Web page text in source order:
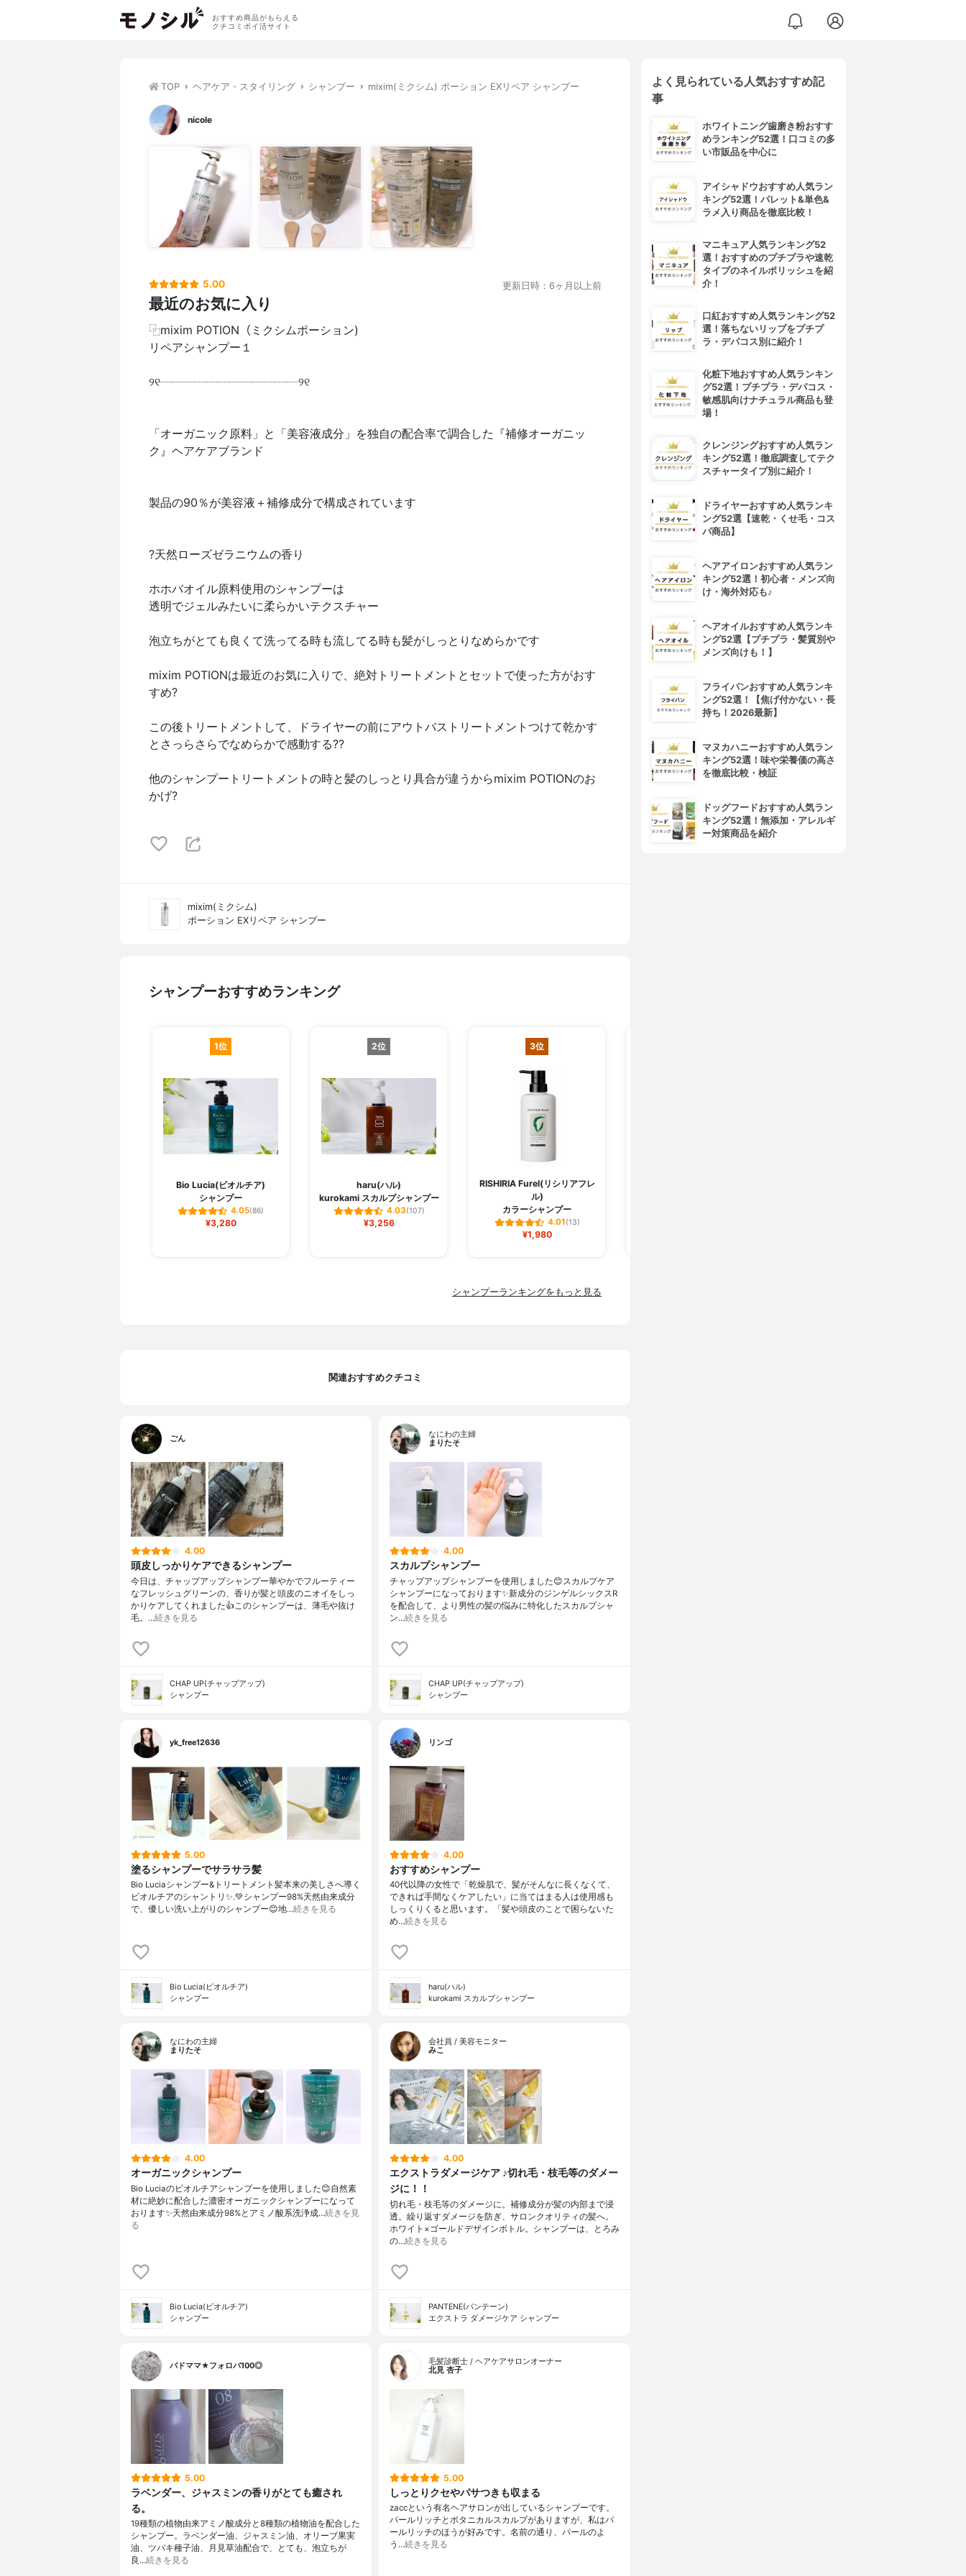
おすすめ商品がもらえる
クチコミポイ活サイト
TOP ヘアケア・スタイリング シャンプー mixim(ミクシム) ポーション EXリペア シャンプー
nicole
5.00 更新日時：6ヶ月以上前
最近のお気に入り
⿻mixim POTION（ミクシムポーション)
リペアシャンプー１
୨୧┈┈┈┈┈┈┈┈┈┈┈┈୨୧
「オーガニック原料」と「美容液成分」を独自の配合率で調合した『補修オーガニッ
ク』ヘアケアブランド
製品の90％が美容液＋補修成分で構成されています
?天然ローズゼラニウムの香り
ホホバオイル原料使用のシャンプーは
透明でジェルみたいに柔らかいテクスチャー
泡立ちがとても良くて洗ってる時も流してる時も髪がしっとりなめらか です
mixim POTIONは最近のお気に入りで、絶対トリートメントとセットで使った方がおす
すめ?
この後トリートメントして、ドライヤーの前にアウトバストリートメントつけて乾かす
とさっらさらでなめらかで感動する??
他のシャンプートリートメントの時と髪のしっとり具合が違うからmixim POTIONのお
かげ?
mixim(ミクシム)
ポーション EXリペア シャンプー
シャンプーおすすめランキング
1位
Bio Lucia(ビオルチア)
シャンプー
4.05(86)
¥3,280
2位
haru(ハル)
kurokami スカルプシャンプー
4.03(107)
¥3,256
3位
RISHIRIA Furel(リシリアフレ
ル)
カラーシャンプー
4.01(13)
¥1,980
シャンプーランキングをもっと見る
関連おすすめクチコミ
ごん
4.00
頭皮しっかりケアできるシャンプー
今日は、チャップアップシャンプー華やかでフルーティー
なフレッシュグリーンの、香りが髪と頭皮のニオイをしっ
かりケアしてくれました👍このシャンプーは、薄毛や抜け
毛。…続きを見る
CHAP UP(チャップアップ)
シャンプー
なにわの主婦
まりたそ
4.00
スカルプシャンプー
チャップアップシャンプーを使用しました😊スカルプケア
シャンプーになっております✨新成分のジンゲルシックスR
を配合して、より男性の髪の悩みに特化したスカルプシャ
ン…続きを見る
CHAP UP(チャップアップ)
シャンプー
yk_free12636
5.00
塗るシャンプーでサラサラ髪
Bio Luciaシャンプー&トリートメント⁡髪本来の美しさへ導く
ビオルチアのシャントリ✨⁡.💚シャンプー98%天然由来成分
で、優しい洗い上がりのシャンプー😊地…続きを見る
Bio Lucia(ビオルチア)
シャンプー
リンゴ
4.00
おすすめシャンプー
40代以降の女性で「乾燥肌で、髪がそんなに長くなくて、
できれば手間なくケアしたい」に当てはまる人は使用感も
しっくりくると思います。「髪や頭皮のことで困らないた
め…続きを見る
haru(ハル)
kurokami スカルプシャンプー
なにわの主婦
まりたそ
4.00
オーガニックシャンプー
Bio Luciaのビオルチアシャンプーを使用しました😊自然素
材に絶妙に配合した濃密オーガニックシャンプーになって
おります✨天然由来成分98%とアミノ酸系洗浄成…続きを見
る
Bio Lucia(ビオルチア)
シャンプー
会社員 / 美容モニター
みこ
4.00
エクストラダメージケア ♪切れ毛・枝毛等のダメー
ジに！！
切れ毛・枝毛等のダメージに。補修成分が髪の内部まで浸
透。繰り返すダメージを防ぎ、サロンクオリティの髪へ。
ホワイト×ゴールドデザインボトル。シャンプーは、とろみ
の…続きを見る
PANTENE(パンテーン)
エクストラ ダメージケア シャンプー
バドママ★フォロバ100◎
5.00
ラベンダー、ジャスミンの香りがとても癒され
る。
19種類の植物由来アミノ酸成分と8種類の植物油を配合した
シャンプー。ラベンダー油、ジャスミン油、オリーブ果実
油、ツバキ種子油、月見草油配合で、とても、泡立ちが
良…続きを見る
毛髪診断士 / ヘアケアサロンオーナー
北見 杏子
5.00
しっとりクセやパサつきも収まる
zaccという有名ヘアサロンが出しているシャンプーです。
パールリッチとボタニカルスカルプがありますが、私はパ
ールリッチのほうが好みです。名前の通り、パールのよ
う…続きを見る
よく見られている人気おすすめ記
事
ホワイトニング歯磨き粉おすす
めランキング52選！口コミの多
い市販品を中心に
アイシャドウおすすめ人気ラン
キング52選！パレット&単色&
ラメ入り商品を徹底比較！
マニキュア人気ランキング52
選！おすすめのプチプラや速乾
タイプのネイルポリッシュを紹
介！
口紅おすすめ人気ランキング52
選！落ちないリップをプチプ
ラ・デパコス別に紹介！
化粧下地おすすめ人気ランキン
グ52選！プチプラ・デパコス・
敏感肌向けナチュラル商品も登
場！
クレンジングおすすめ人気ラン
キング52選！徹底調査してテク
スチャータイプ別に紹介！
ドライヤーおすすめ人気ランキ
ング52選【速乾・くせ毛・コス
パ商品】
ヘアアイロンおすすめ人気ラン
キング52選！初心者・メンズ向
け・海外対応も♪
ヘアオイルおすすめ人気ランキ
ング52選【プチプラ・髪質別や
メンズ向けも！】
フライパンおすすめ人気ランキ
ング52選！【焦げ付かない・長
持ち！2026最新】
マヌカハニーおすすめ人気ラン
キング52選！味や栄養価の高さ
を徹底比較・検証
ドッグフードおすすめ人気ラン
キング52選！無添加・アレルギ
ー対策商品を紹介